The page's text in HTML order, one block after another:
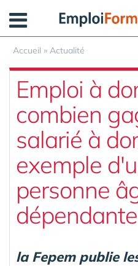
Accueil » Actualité
Emploi à
combien
salarié à
exemple
personne
la Fepem publie